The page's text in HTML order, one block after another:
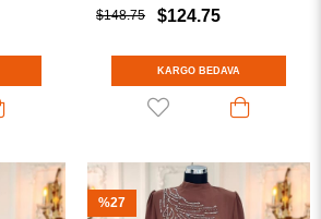
$124.75
$148.75
KARGO BEDAVA
%27